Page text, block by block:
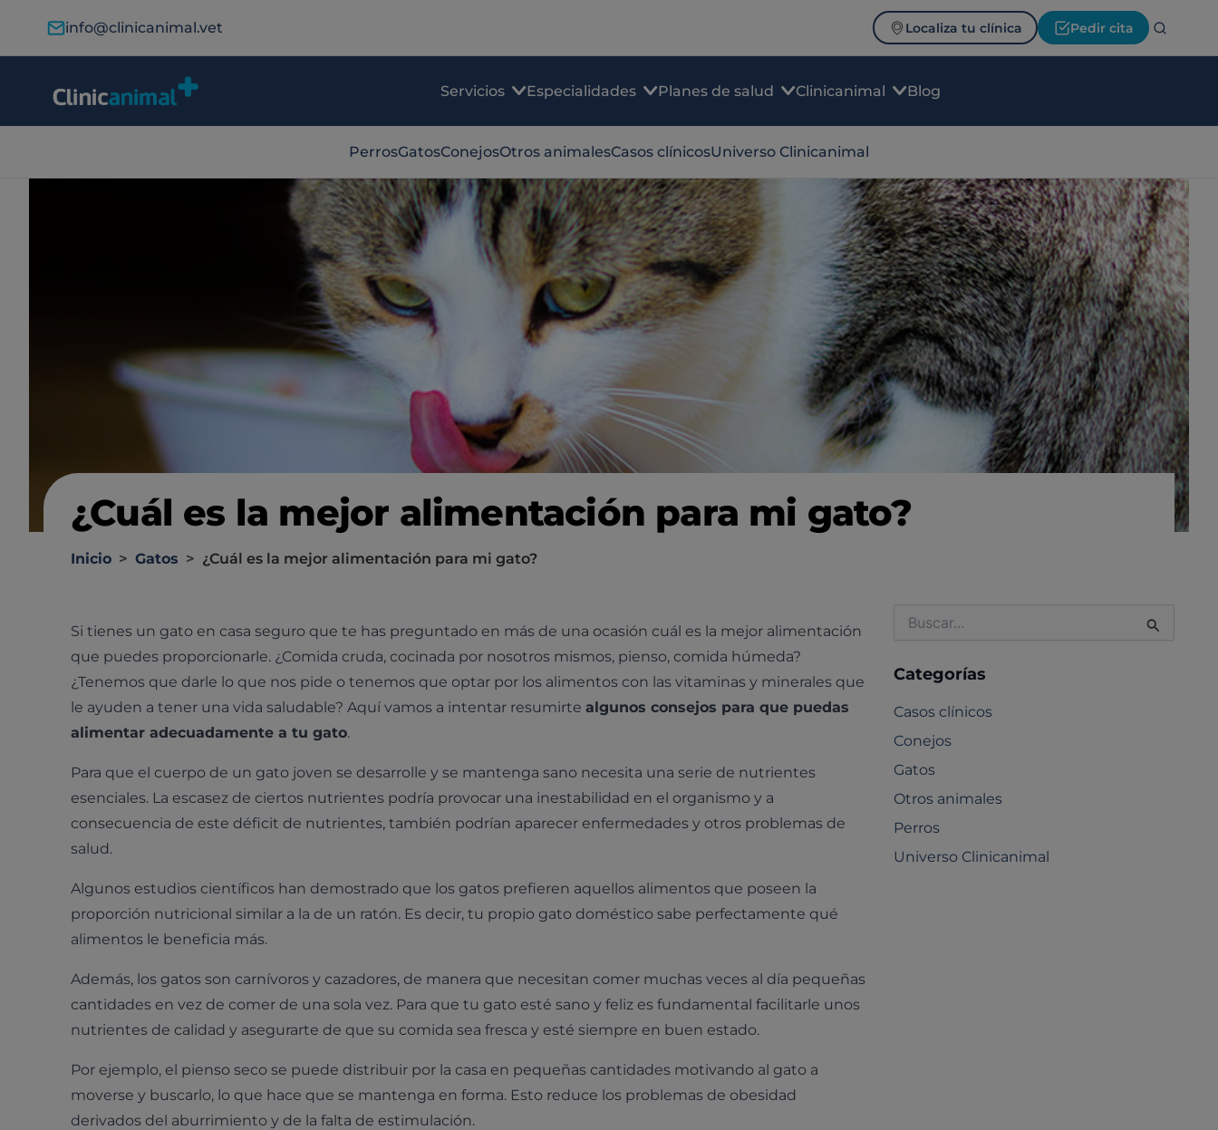
info@clinicanimal.vet Localiza tu clínica Pedir cita
Servicios Especialidades Planes de salud Clinicanimal Blog
PerrosGatosConejosOtros animalesCasos clínicosUniverso Clinicanimal
¿Cuál es la mejor alimentación para mi gato?
Inicio > Gatos > ¿Cuál es la mejor alimentación para mi gato?
Si tienes un gato en casa seguro que te has preguntado en más de una ocasión cuál es la mejor alimentación
que puedes proporcionarle. ¿Comida cruda, cocinada por nosotros mismos, pienso, comida húmeda?
¿Tenemos que darle lo que nos pide o tenemos que optar por los alimentos con las vitaminas y minerales que
le ayuden a tener una vida saludable? Aquí vamos a intentar resumirte algunos consejos para que puedas
alimentar adecuadamente a tu gato.
Para que el cuerpo de un gato joven se desarrolle y se mantenga sano necesita una serie de nutrientes
esenciales. La escasez de ciertos nutrientes podría provocar una inestabilidad en el organismo y a
consecuencia de este déficit de nutrientes, también podrían aparecer enfermedades y otros problemas de
salud.
Algunos estudios científicos han demostrado que los gatos prefieren aquellos alimentos que poseen la
proporción nutricional similar a la de un ratón. Es decir, tu propio gato doméstico sabe perfectamente qué
alimentos le beneficia más.
Además, los gatos son carnívoros y cazadores, de manera que necesitan comer muchas veces al día pequeñas
cantidades en vez de comer de una sola vez. Para que tu gato esté sano y feliz es fundamental facilitarle unos
nutrientes de calidad y asegurarte de que su comida sea fresca y esté siempre en buen estado.
Por ejemplo, el pienso seco se puede distribuir por la casa en pequeñas cantidades motivando al gato a
moverse y buscarlo, lo que hace que se mantenga en forma. Esto reduce los problemas de obesidad
derivados del aburrimiento y de la falta de estimulación.
por:
Categorías
Casos clínicos
Conejos
Gatos
Otros animales
Perros
Universo Clinicanimal